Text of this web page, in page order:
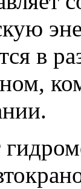
в